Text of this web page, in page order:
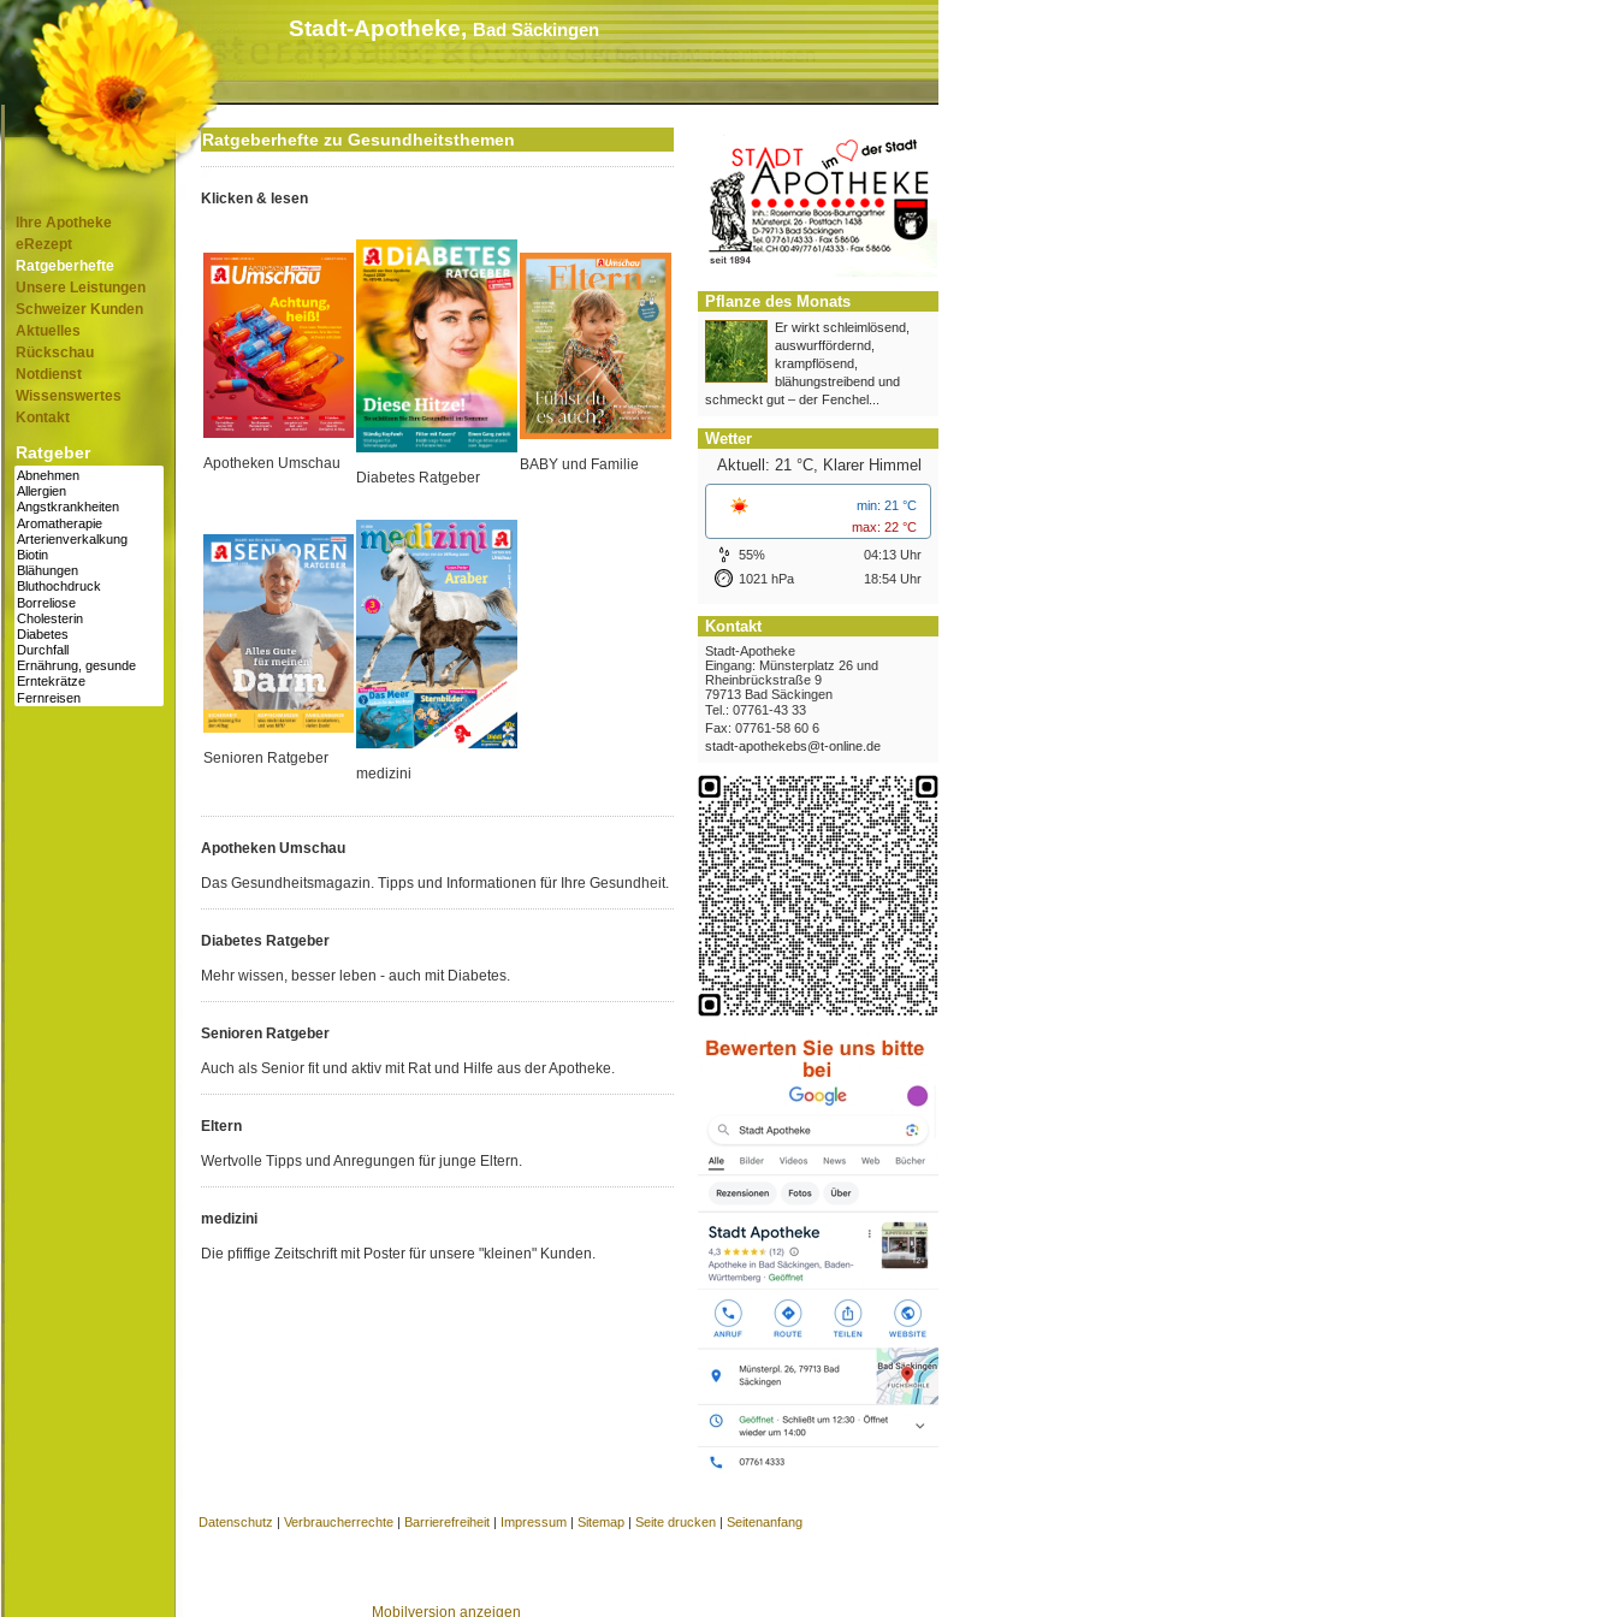
Stadt-Apotheke,Bad Säckingen
Ihre Apotheke
eRezept
Ratgeberhefte
Unsere Leistungen
Schweizer Kunden
Aktuelles
Rückschau
Notdienst
Wissenswertes
Kontakt
Ratgeber
Ratgeberhefte zu Gesundheitsthemen
Klicken & lesen
Apotheken Umschau
Diabetes Ratgeber
BABY und Familie
Senioren Ratgeber
medizini
Apotheken Umschau
Das Gesundheitsmagazin. Tipps und Informationen für Ihre Gesundheit.
Diabetes Ratgeber
Mehr wissen, besser leben - auch mit Diabetes.
Senioren Ratgeber
Auch als Senior fit und aktiv mit Rat und Hilfe aus der Apotheke.
Eltern
Wertvolle Tipps und Anregungen für junge Eltern.
medizini
Die pfiffige Zeitschrift mit Poster für unsere "kleinen" Kunden.
Pflanze des Monats
Er wirkt schleimlösend,
auswurffördernd,
krampflösend,
blähungstreibend und
schmeckt gut – der Fenchel...
Wetter
Aktuell: 21 °C, Klarer Himmel
min: 21 °C
max: 22 °C
55%
04:13 Uhr
1021 hPa
18:54 Uhr
Kontakt
Stadt-Apotheke
Eingang: Münsterplatz 26 und
Rheinbrückstraße 9
79713 Bad Säckingen
Tel.: 07761-43 33
Fax: 07761-58 60 6
stadt-apothekebs@t-online.de
Datenschutz | Verbraucherrechte | Barrierefreiheit | Impressum | Sitemap | Seite drucken | Seitenanfang
Mobilversion anzeigen